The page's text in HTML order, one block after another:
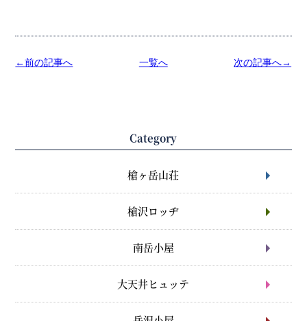
←前の記事へ 一覧へ 次の記事へ→
Category
槍ヶ岳山荘
槍沢ロッヂ
南岳小屋
大天井ヒュッテ